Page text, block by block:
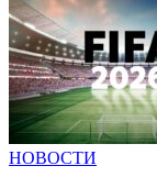
НОВОСТИ